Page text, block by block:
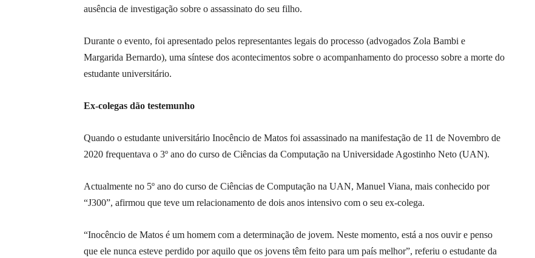
ausência de investigação sobre o assassinato do seu filho.
Durante o evento, foi apresentado pelos representantes legais do processo (advogados Zola Bambi e
Margarida Bernardo), uma síntese dos acontecimentos sobre o acompanhamento do processo sobre a morte do
estudante universitário.
Ex-colegas dão testemunho
Quando o estudante universitário Inocêncio de Matos foi assassinado na manifestação de 11 de Novembro de
2020 frequentava o 3º ano do curso de Ciências da Computação na Universidade Agostinho Neto (UAN).
Actualmente no 5º ano do curso de Ciências de Computação na UAN, Manuel Viana, mais conhecido por
“J300”, afirmou que teve um relacionamento de dois anos intensivo com o seu ex-colega.
“Inocêncio de Matos é um homem com a determinação de jovem. Neste momento, está a nos ouvir e penso
que ele nunca esteve perdido por aquilo que os jovens têm feito para um país melhor”, referiu o estudante da